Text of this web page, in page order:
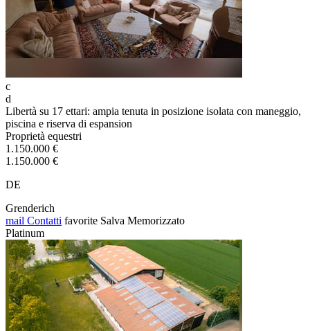
c
d
Libertà su 17 ettari: ampia tenuta in posizione isolata con maneggio,
piscina e riserva di espansion
Proprietà equestri
1.150.000 €
1.150.000 €
DE
Grenderich
mail Contatti favorite Salva Memorizzato
Platinum